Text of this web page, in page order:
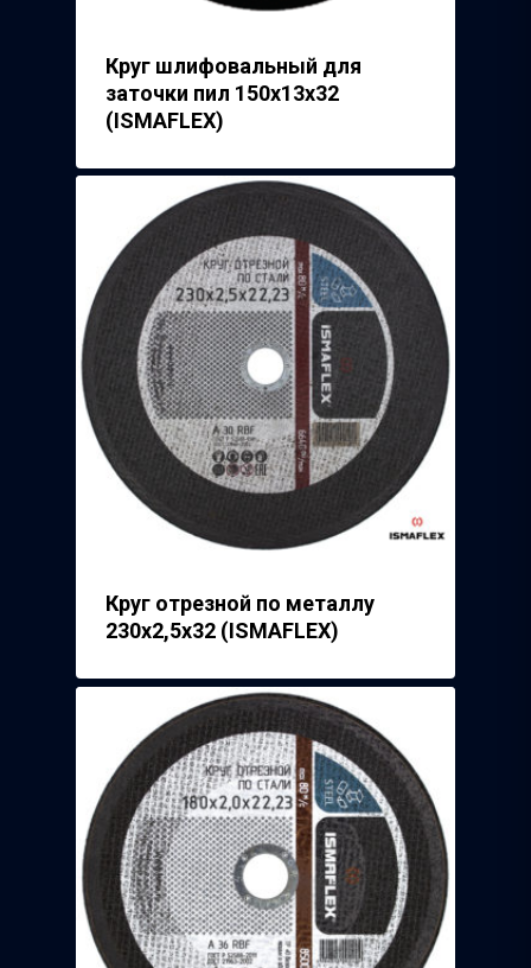
Круг шлифовальный для
заточки пил 150х13х32
(ISMAFLEX)
Круг отрезной по металлу
230х2,5х32 (ISMAFLEX)